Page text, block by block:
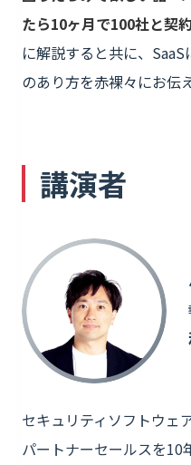
たら10ヶ月で100社と契
に解説すると共に、
のあり方を赤裸々にお伝
講演者
セキュリティソフトウェ
パートナーセールスを10